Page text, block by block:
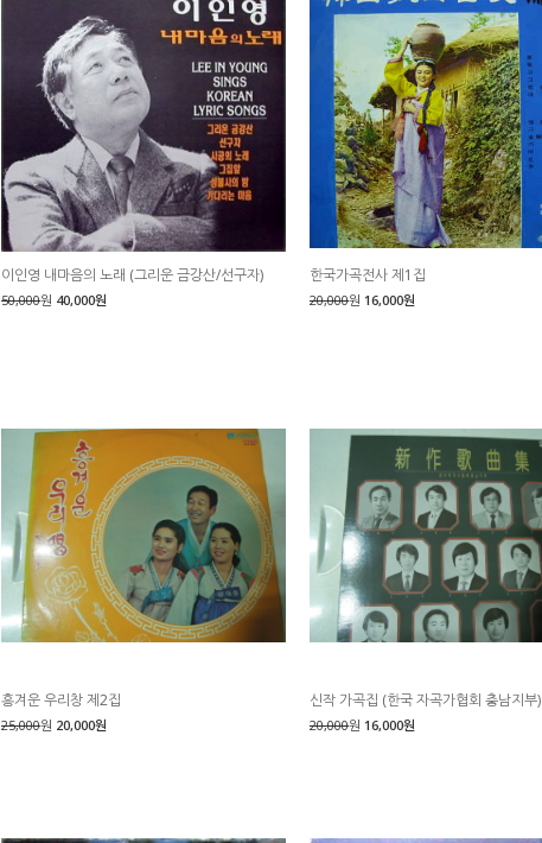
이인영 내마음의 노래 (그리운 금강산/선구자)
50,000원 40,000원
한국가곡전사 제1집
20,000원 16,000원
흥겨운 우리창 제2집
25,000원 20,000원
신작 가곡집 (한국 자곡가협회 충남지부)
20,000원 16,000원